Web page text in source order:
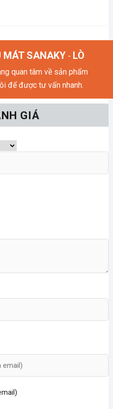
MÁT SANAKY - LÒ
quan tâm về sản phẩm
để được tư vấn nhanh.
GIÁ